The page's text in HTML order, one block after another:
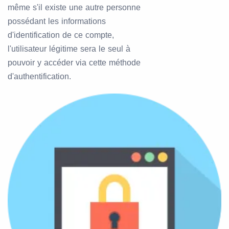
même s'il existe une autre personne
possédant les informations
d'identification de ce compte,
l'utilisateur légitime sera le seul à
pouvoir y accéder via cette méthode
d'authentification.